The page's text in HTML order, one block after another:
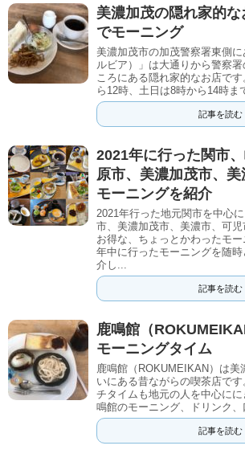
美濃加茂の隠れ家的
でモーニング
美濃加茂市の加茂警察署東側
ルビア）」は大通りから警察
ころにある隠れ家的なお店で
ら12時、土日は8時から14時ま
記事を読む
2021年に行った関市
原市、美濃加茂市、
モーニングを紹介
2021年行った地元関市を中心
市、美濃加茂市、美濃市、可児
お得な、ちょっとかわったモ
年中に行ったモーニングを随
介し...
記事を読む
鹿鳴館（
モーニングタイム
鹿鳴館（ROKUMEIKAN）は美
いにある昔ながらの喫茶店で
チタイムも地元の人を中心に
鳴館のモーニング、ドリンク
記事を読む